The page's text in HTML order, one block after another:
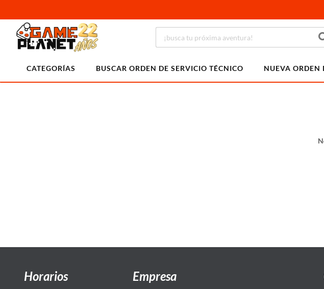
CATEGORÍAS BUSCAR ORDEN DE SERVICIO TÉCNICO NUEVA ORDEN
Horarios Empresa